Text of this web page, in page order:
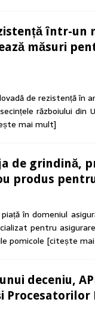
într-un
măsuri
de rezistență în
războiului din
mai mult]
de grindină,
produs
în domeniul
pentru
pomicole [citește
deceniu,
Procesatorilor